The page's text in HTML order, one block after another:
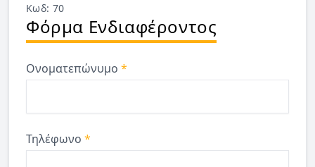
Κωδ: 70
Φόρμα Ενδιαφέροντος
Ονοματεπώνυμο *
Τηλέφωνο *